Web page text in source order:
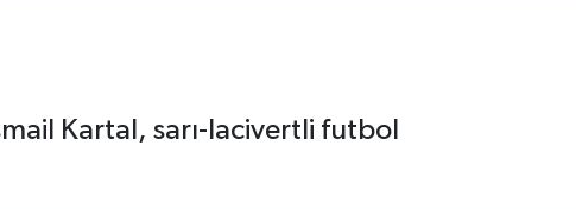
Kartal, sarı-lacivertli futbol